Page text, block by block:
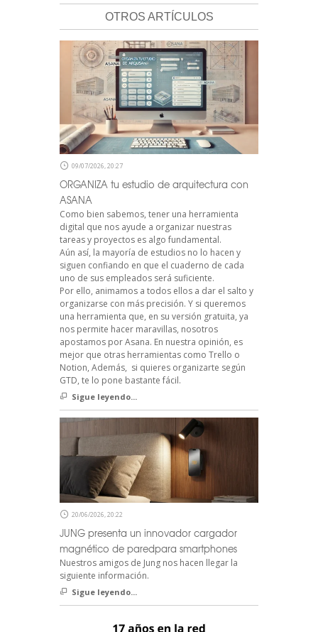
OTROS ARTÍCULOS
09/07/2026, 20:27
ORGANIZA tu estudio de arquitectura con
ASANA
Como bien sabemos, tener una herramienta
digital que nos ayude a organizar nuestras
tareas y proyectos es algo fundamental.
Aún así, la mayoría de estudios no lo hacen y
siguen confiando en que el cuaderno de cada
uno de sus empleados será suficiente.
Por ello, animamos a todos ellos a dar el salto y
organizarse con más precisión. Y si queremos
una herramienta que, en su versión gratuita, ya
nos permite hacer maravillas, nosotros
apostamos por Asana. En nuestra opinión, es
mejor que otras herramientas como Trello o
Notion, Además, si quieres organizarte según
GTD, te lo pone bastante fácil.
Sigue leyendo...
20/06/2026, 20:22
JUNG presenta un innovador cargador
magnético de paredpara smartphones
Nuestros amigos de Jung nos hacen llegar la
siguiente información.
Sigue leyendo...